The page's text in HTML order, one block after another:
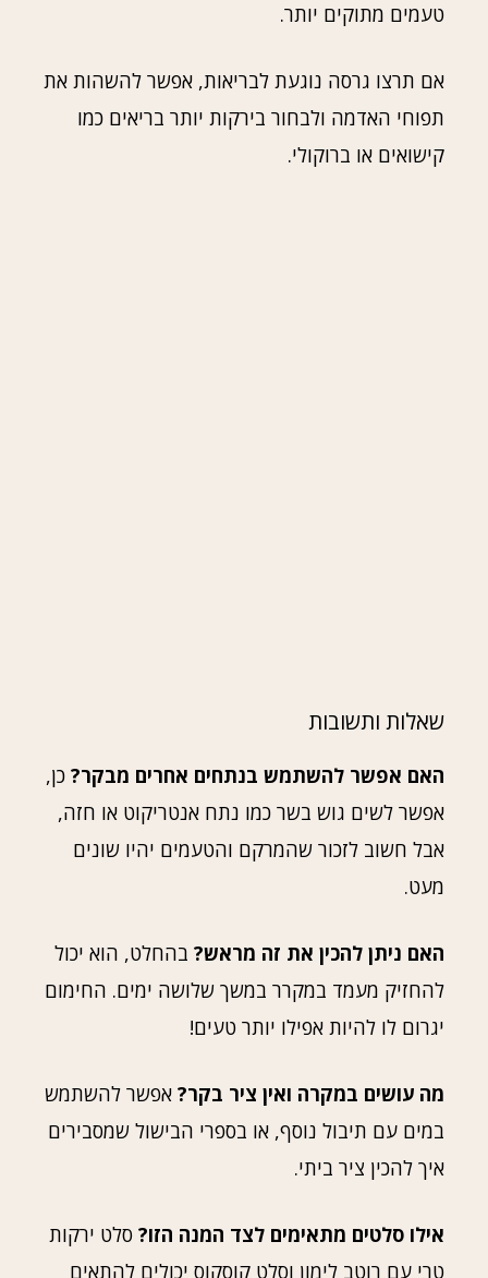
טעמים מתוקים יותר.
אם תרצו גרסה נוגעת לבריאות, אפשר להשהות את
תפוחי האדמה ולבחור בירקות יותר בריאים כמו
קישואים או ברוקולי.
שאלות ותשובות
האם אפשר להשתמש בנתחים אחרים מבקר? כן,
אפשר לשים גוש בשר כמו נתח אנטריקוט או חזה,
אבל חשוב לזכור שהמרקם והטעמים יהיו שונים
מעט.
האם ניתן להכין את זה מראש? בהחלט, הוא יכול
להחזיק מעמד במקרר במשך שלושה ימים. החימום
יגרום לו להיות אפילו יותר טעים!
מה עושים במקרה ואין ציר בקר? אפשר להשתמש
במים עם תיבול נוסף, או בספרי הבישול שמסבירים
איך להכין ציר ביתי.
אילו סלטים מתאימים לצד המנה הזו? סלט ירקות
טרי עם רוטב לימון וסלט קוסקוס יכולים להתאים